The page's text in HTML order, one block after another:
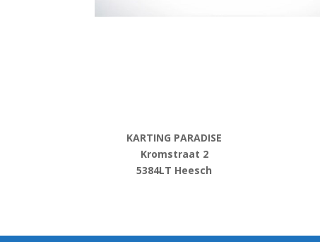
KARTING PARADISE
Kromstraat 2
5384LT Heesch